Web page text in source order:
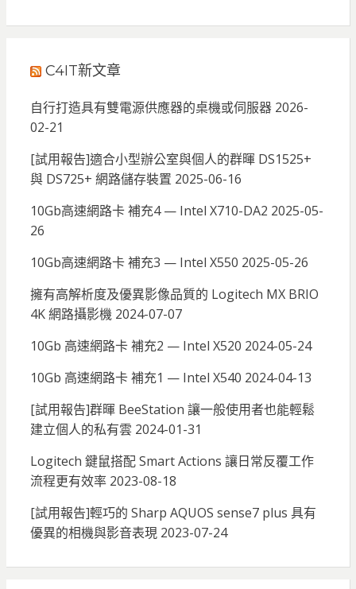
C4IT新文章
自行打造具有雙電源供應器的桌機或伺服器 2026-
02-21
[試用報告]適合小型辦公室與個人的群暉 DS1525+
與 DS725+ 網路儲存裝置 2025-06-16
10Gb高速網路卡 補充4 — Intel X710-DA2 2025-05-
26
10Gb高速網路卡 補充3 — Intel X550 2025-05-26
擁有高解析度及優異影像品質的 Logitech MX BRIO
4K 網路攝影機 2024-07-07
10Gb 高速網路卡 補充2 — Intel X520 2024-05-24
10Gb 高速網路卡 補充1 — Intel X540 2024-04-13
[試用報告]群暉 BeeStation 讓一般使用者也能輕鬆
建立個人的私有雲 2024-01-31
Logitech 鍵鼠搭配 Smart Actions 讓日常反覆工作
流程更有效率 2023-08-18
[試用報告]輕巧的 Sharp AQUOS sense7 plus 具有
優異的相機與影音表現 2023-07-24